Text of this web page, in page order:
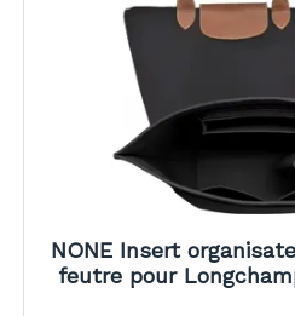
NONE Insert
feutre pour